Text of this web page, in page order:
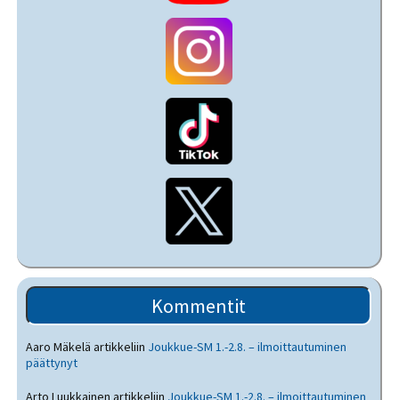
Kommentit
Aaro Mäkelä artikkeliin Joukkue-SM 1.-2.8. – ilmoittautuminen
päättynyt
Arto Luukkainen artikkeliin Joukkue-SM 1.-2.8. – ilmoittautuminen